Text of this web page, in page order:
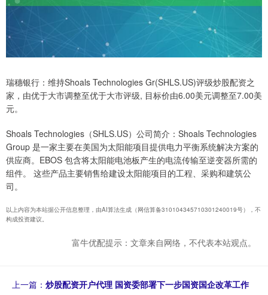
瑞穗银行：维持Shoals Technologies Gr(SHLS.US)评级炒股配资之
家，由优于大市调整至优于大市评级, 目标价由6.00美元调整至7.00美
元。
Shoals Technologies（SHLS.US）公司简介：Shoals Technologies
Group 是一家主要在美国为太阳能项目提供电力平衡系统解决方案的
供应商。EBOS 包含将太阳能电池板产生的电流传输至逆变器所需的
组件。 这些产品主要销售给建设太阳能项目的工程、采购和建筑公
司。
以上内容为本站据公开信息整理，由AI算法生成（网信算备310104345710301240019号），不
构成投资建议。
富牛优配提示：文章来自网络，不代表本站观点。
上一篇： 炒股配资开户代理 国资委部署下一步国资国企改革工作